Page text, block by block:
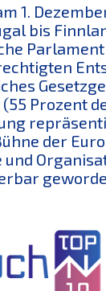
1.
bis
Prozent
der
und